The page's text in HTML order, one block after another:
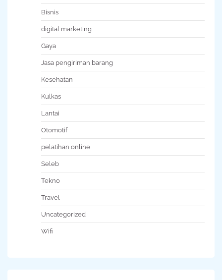
Bisnis
digital marketing
Gaya
Jasa pengiriman barang
Kesehatan
Kulkas
Lantai
Otomotif
pelatihan online
Seleb
Tekno
Travel
Uncategorized
Wifi